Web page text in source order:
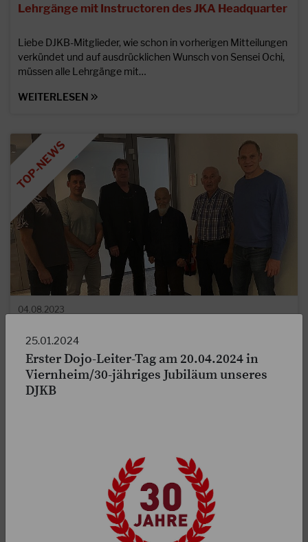
Lehrgänge mit Instructoren des JKA Headquarter
Liebe DJKB-Mitglieder, wie schon in vorherigen Mitteilungen
verkündet und auf ausdrücklichen Wunsch von Sensei Ochi,
müssen alle Lehrgänge mit…
WEITERLESEN
04.08.2023
Am vergangenen Mittwoch, den 02.08.2023 hat das
bestehende DJKB-Präsidium gemäß der DJKB-Satzung
Markus Rues kommissarisch bis zur nächsten…
25.01.2024
Erster Dojo-Leiter-Tag am 20.04.2024 in
Viernheim/30-jähriges Jubiläum unseres
DJKB